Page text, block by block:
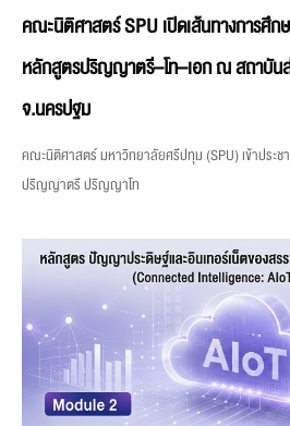
คณะนิติศาสตร์ SPU เปิดเส้นทางการศึก
หลักสูตรปริญญาตรี–โท–เอก ณ สถาบัน
จ.นครปฐม
คณะนิติศาสตร์ มหาวิทยาลัยศรีปทุม (SPU) เข้าประ
ปริญญาตรี ปริญญาโท